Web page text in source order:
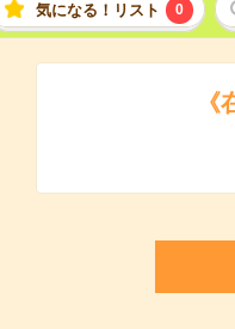
気になる！リスト 0